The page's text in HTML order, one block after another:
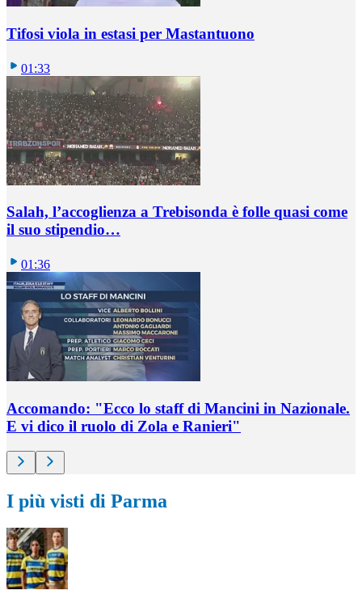
Tifosi viola in estasi per Mastantuono
01:33
Salah, l’accoglienza a Trebisonda è folle quasi come
il suo stipendio…
01:36
Accomando: "Ecco lo staff di Mancini in Nazionale.
E vi dico il ruolo di Zola e Ranieri"
I più visti di Parma